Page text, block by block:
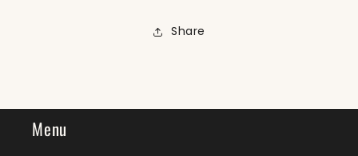
Share
Menu